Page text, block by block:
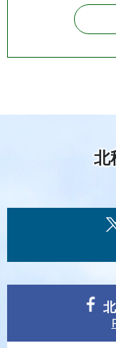
2026年03月27日
援事業を実施しま
2026年03月02日
【3月12日】経済
セーフティネット
2026年01月21日
北秋田市有林立木
北